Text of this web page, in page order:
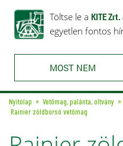
Töltse le a KITE
egyetlen fontos
MOST NEM
Rólunk Ajánlataink Karrier
Nyitólap Vetőmag, palánta, oltvány
Rainier zöldborsó vetőmag